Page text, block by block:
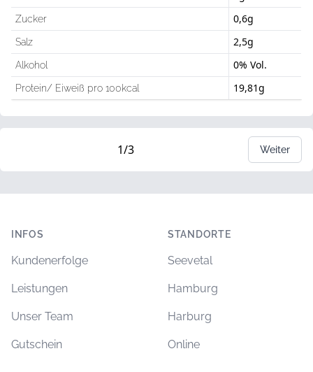
Zucker 0,6g
Salz 2,5g
Alkohol 0% Vol.
Protein/ Eiweiß pro 100kcal 19,81g
1/3 Weiter
INFOS
Kundenerfolge
Leistungen
Unser Team
Gutschein
STANDORTE
Seevetal
Hamburg
Harburg
Online